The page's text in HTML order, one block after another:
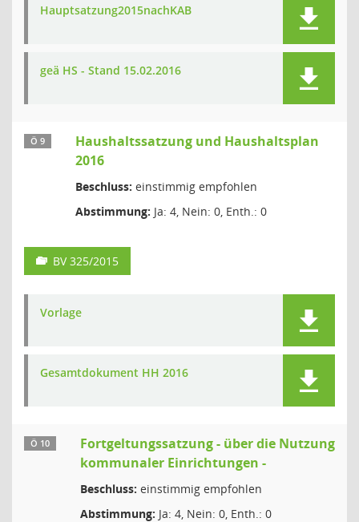
Hauptsatzung2015nachKAB
geä HS - Stand 15.02.2016
Ö 9
Haushaltssatzung und Haushaltsplan
2016
Beschluss: einstimmig empfohlen
Abstimmung: Ja: 4, Nein: 0, Enth.: 0
BV 325/2015
Vorlage
Gesamtdokument HH 2016
Ö 10
Fortgeltungssatzung - über die Nutzung
kommunaler Einrichtungen -
Beschluss: einstimmig empfohlen
Abstimmung: Ja: 4, Nein: 0, Enth.: 0